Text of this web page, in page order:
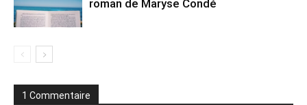
roman de Maryse Condé
1 Commentaire